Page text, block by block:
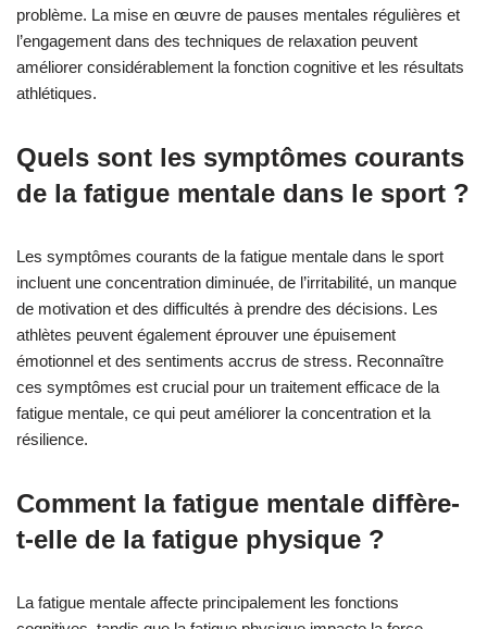
problème. La mise en œuvre de pauses mentales régulières et
l’engagement dans des techniques de relaxation peuvent
améliorer considérablement la fonction cognitive et les résultats
athlétiques.
Quels sont les symptômes courants
de la fatigue mentale dans le sport ?
Les symptômes courants de la fatigue mentale dans le sport
incluent une concentration diminuée, de l’irritabilité, un manque
de motivation et des difficultés à prendre des décisions. Les
athlètes peuvent également éprouver une épuisement
émotionnel et des sentiments accrus de stress. Reconnaître
ces symptômes est crucial pour un traitement efficace de la
fatigue mentale, ce qui peut améliorer la concentration et la
résilience.
Comment la fatigue mentale diffère-
t-elle de la fatigue physique ?
La fatigue mentale affecte principalement les fonctions